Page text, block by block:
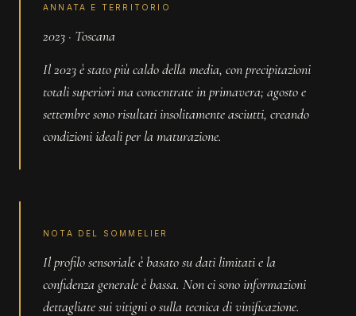
ANNATA E TERRITORIO
2023 · Toscana
Il 2023 è stato più caldo della media, con precipitazioni
totali superiori ma concentrate in primavera; agosto e
settembre sono risultati insolitamente asciutti, creando
condizioni ideali per la maturazione.
NOTA DEL SOMMELIER
Il profilo sensoriale è basato su dati limitati e la
confidenza generale è bassa. Non ci sono informazioni
dettagliate sui vitigni o sulla tecnica di vinificazione.